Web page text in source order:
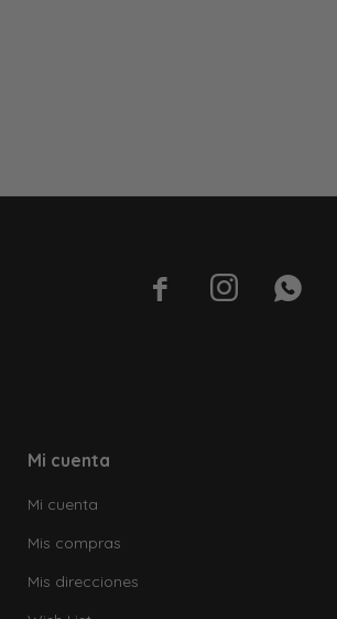
  
Mi cuenta
Mi cuenta
Mis compras
Mis direcciones